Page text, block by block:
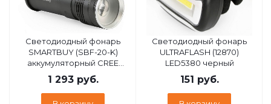
Cветодиодный фонарь
SMARTBUY (SBF-20-K)
аккумуляторный CREE
XML
1 293руб.
Светодиодный фонарь
ULTRAFLASH (12870)
LED5380 черный
151 руб.